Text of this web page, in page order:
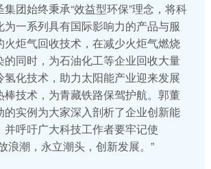
团始终秉承“效益型环保”理念，将科
为一系列具有国际影响力的产品与服
火炬气回收技术，在减少火炬气燃烧
的同时，为石油化工等企业回收大量
氢化技术，助力太阳能产业迎来发展
棒技术，为青藏铁路保驾护航。郭董
的实例为大家深入剖析了企业创新能
并呼吁广大科技工作者要牢记使
浪潮，永立潮头，创新发展。”